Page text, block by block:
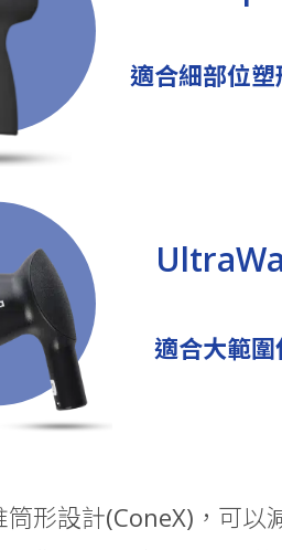
適合細部位
適合大範
筒形設計(ConeX)，可以